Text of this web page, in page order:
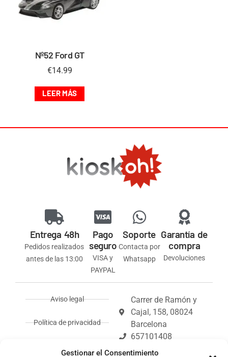
Gestionar el Consentimiento
Nº52 Ford GT
€14.99
LEER MÁS
Entrega 48h
Pedidos realizados
antes de las 13:00
Pago
seguro
VISA y
PAYPAL
Soporte
Contacta por
Whatsapp
Garantía de
compra
Devoluciones
Aviso legal
Política de privacidad
Carrer de Ramón y
Cajal, 158, 08024
Barcelona
657101408
info@kioskoh.com